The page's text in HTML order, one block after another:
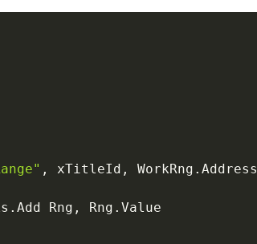
, xTitleId , WorkRng . Address
. Add Rng , Rng .